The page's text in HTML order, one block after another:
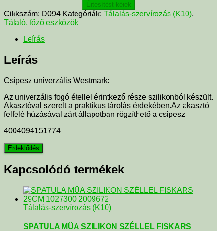
Értesítést kérek
Cikkszám: D094 Kategóriák: Tálalás-szervírozás (K10),
Tálaló, főző eszközök
Leírás
Leírás
Csipesz univerzális Westmark:
Az univerzális fogó étellel érintkező része szilikonból készült.
Akasztóval szerelt a praktikus tárolás érdekében.Az akasztó
felfelé húzásával zárt állapotban rögzíthető a csipesz.
4004094151774
Kapcsolódó termékek
Tálalás-szervírozás (K10)
SPATULA MÜA SZILIKON SZÉLLEL FISKARS